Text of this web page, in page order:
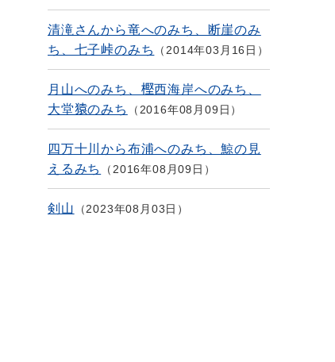
清滝さんから竜へのみち、断崖のみ
ち、七子峠のみち
2014年03月16日
月山へのみち、樫西海岸へのみち、
大堂猿のみち
2016年08月09日
四万十川から布浦へのみち、鯨の見
えるみち
2016年08月09日
剣山 2023年08月03日